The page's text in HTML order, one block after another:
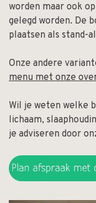
worden maar ook
gelegd worden. De
plaatsen als stand-
Onze andere
menu met onze
Wil je weten welke
lichaam,
je adviseren door